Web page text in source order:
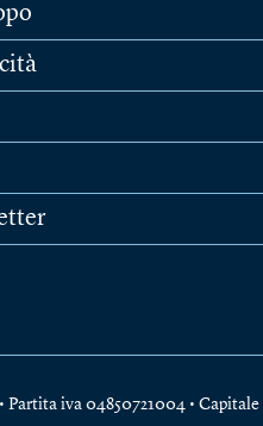
iva 04850721004 •